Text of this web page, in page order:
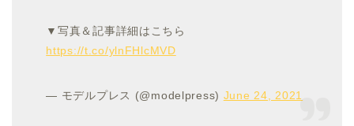
▼写真＆記事詳細はこちら
https://t.co/ylnFHlcMVD
— モデルプレス (@modelpress) June 24, 2021